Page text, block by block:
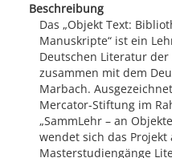
Beschreibung
Das „Objekt Text:
Manuskripte“ ist ein
Deutschen Literatur
zusammen mit dem
Marbach.
Mercator-Stiftung im
„SammLehr – an
wendet sich das
Masterstudiengänge